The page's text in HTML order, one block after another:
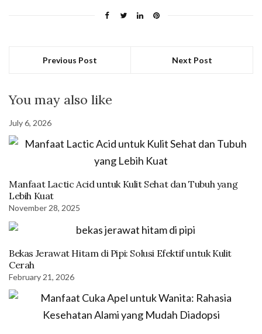
Previous Post Next Post
You may also like
July 6, 2026
Manfaat Lactic Acid untuk Kulit Sehat dan Tubuh yang
Lebih Kuat
November 28, 2025
Bekas Jerawat Hitam di Pipi: Solusi Efektif untuk Kulit
Cerah
February 21, 2026